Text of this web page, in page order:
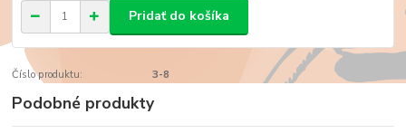
Pridať do košíka
Číslo produktu: 3-8
Podobné produkty